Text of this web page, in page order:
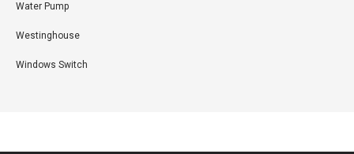
Water Pump
Westinghouse
Windows Switch